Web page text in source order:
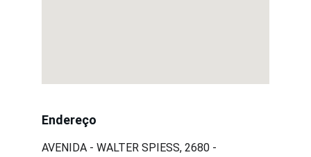
Endereço
AVENIDA - WALTER SPIESS, 2680 -